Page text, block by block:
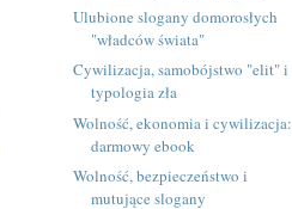
Ulubione slogany domorosłych
"władców świata"
Cywilizacja, samobójstwo "elit" i
typologia zła
Wolność, ekonomia i cywilizacja:
darmowy ebook
Wolność, bezpieczeństwo i
mutujące slogany